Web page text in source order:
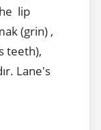
lip
(grin) ,
teeth),
Lane's